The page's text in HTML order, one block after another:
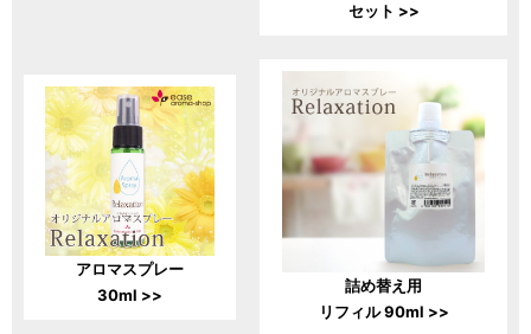
セット >>
アロマスプレー
30ml >>
詰め替え用
リフィル 90ml >>